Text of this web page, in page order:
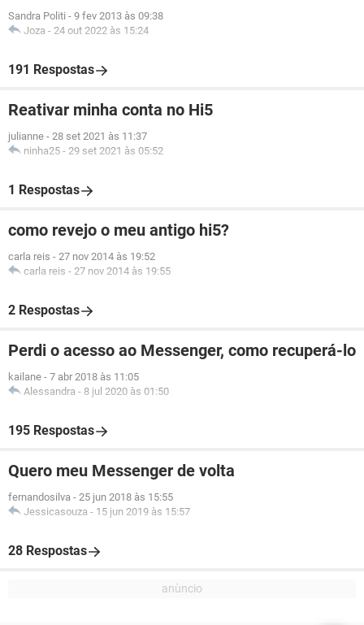
Sandra Politi - 9 fev 2013 às 09:38
Joza - 24 out 2022 às 15:24
191 Respostas
Reativar minha conta no Hi5
julianne - 28 set 2021 às 11:37
ninha25 - 29 set 2021 às 05:52
1 Respostas
como revejo o meu antigo hi5?
carla reis - 27 nov 2014 às 19:52
carla reis - 27 nov 2014 às 19:55
2 Respostas
Perdi o acesso ao Messenger, como recuperá-lo
kailane - 7 abr 2018 às 11:05
Alessandra - 8 jul 2020 às 01:50
195 Respostas
Quero meu Messenger de volta
fernandosilva - 25 jun 2018 às 15:55
Jessicasouza - 15 jun 2019 às 15:57
28 Respostas